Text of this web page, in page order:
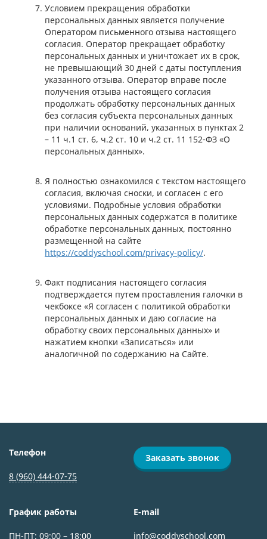
Условием прекращения обработки
персональных данных является получение
Оператором письменного отзыва настоящего
согласия. Оператор прекращает обработку
персональных данных и уничтожает их в срок,
не превышающий 30 дней с даты поступления
указанного отзыва. Оператор вправе после
получения отзыва настоящего согласия
продолжать обработку персональных данных
без согласия субъекта персональных данных
при наличии оснований, указанных в пунктах 2
– 11 ч.1 ст. 6, ч.2 ст. 10 и ч.2 ст. 11 152-ФЗ «О
персональных данных».
Я полностью ознакомился с текстом настоящего
согласия, включая сноски, и согласен с его
условиями. Подробные условия обработки
персональных данных содержатся в политике
обработке персональных данных, постоянно
размещенной на сайте
https://coddyschool.com/privacy-policy/.
Факт подписания настоящего согласия
подтверждается путем проставления галочки в
чекбоксе «Я согласен с политикой обработки
персональных данных и даю согласие на
обработку своих персональных данных» и
нажатием кнопки «Записаться» или
аналогичной по содержанию на Сайте.
Телефон
8 (960) 444-07-75
Заказать звонок
График работы
ПН-ПТ: 09:00 – 18:00
E-mail
info@coddyschool.com